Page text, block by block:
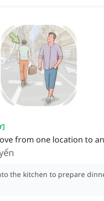
]
from one location to
the kitchen to prepare